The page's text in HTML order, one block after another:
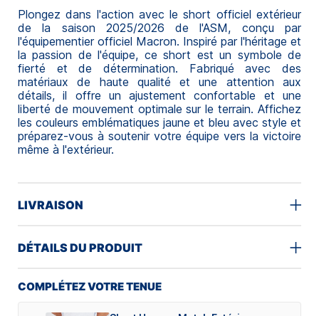
Plongez dans l'action avec le short officiel extérieur
de la saison 2025/2026 de l'ASM, conçu par
l'équipementier officiel Macron. Inspiré par l'héritage et
la passion de l'équipe, ce short est un symbole de
fierté et de détermination. Fabriqué avec des
matériaux de haute qualité et une attention aux
détails, il offre un ajustement confortable et une
liberté de mouvement optimale sur le terrain. Affichez
les couleurs emblématiques jaune et bleu avec style et
préparez-vous à soutenir votre équipe vers la victoire
même à l'extérieur.
LIVRAISON
DÉTAILS DU PRODUIT
COMPLÉTEZ VOTRE TENUE